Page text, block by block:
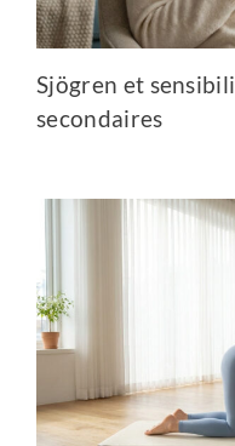
Sjögren et
secondaires